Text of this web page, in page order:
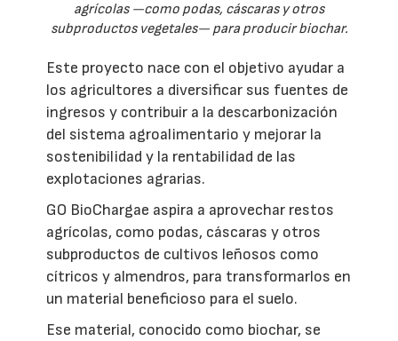
agrícolas —como podas, cáscaras y otros
subproductos vegetales— para producir biochar.
Este proyecto nace con el objetivo ayudar a
los agricultores a diversificar sus fuentes de
ingresos y contribuir a la descarbonización
del sistema agroalimentario y mejorar la
sostenibilidad y la rentabilidad de las
explotaciones agrarias.
GO BioChargae aspira a aprovechar restos
agrícolas, como podas, cáscaras y otros
subproductos de cultivos leñosos como
cítricos y almendros, para transformarlos en
un material beneficioso para el suelo.
Ese material, conocido como biochar, se